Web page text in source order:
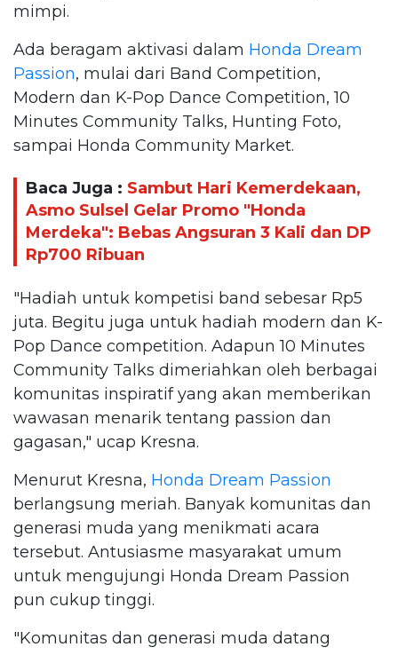
mimpi.
Ada beragam aktivasi dalam Honda Dream
Passion, mulai dari Band Competition,
Modern dan K-Pop Dance Competition, 10
Minutes Community Talks, Hunting Foto,
sampai Honda Community Market.
Baca Juga : Sambut Hari Kemerdekaan,
Asmo Sulsel Gelar Promo "Honda
Merdeka": Bebas Angsuran 3 Kali dan DP
Rp700 Ribuan
"Hadiah untuk kompetisi band sebesar Rp5
juta. Begitu juga untuk hadiah modern dan K-
Pop Dance competition. Adapun 10 Minutes
Community Talks dimeriahkan oleh berbagai
komunitas inspiratif yang akan memberikan
wawasan menarik tentang passion dan
gagasan," ucap Kresna.
Menurut Kresna, Honda Dream Passion
berlangsung meriah. Banyak komunitas dan
generasi muda yang menikmati acara
tersebut. Antusiasme masyarakat umum
untuk mengujungi Honda Dream Passion
pun cukup tinggi.
"Komunitas dan generasi muda datang